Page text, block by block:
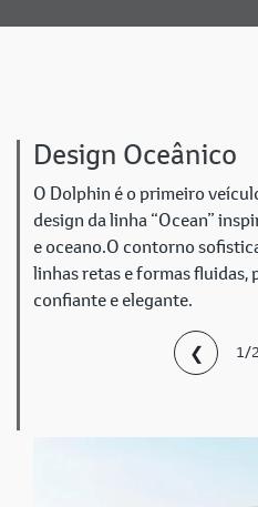
Design Oceânico
O Dolphin é o primeiro
design da linha “Ocean”
e oceano.O contorno
linhas retas e formas fluidas,
confiante e elegante.
❮ 1/2